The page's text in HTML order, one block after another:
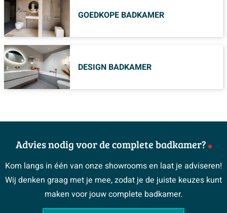
GOEDKOPE BADKAMER
DESIGN BADKAMER
Advies nodig voor de complete badkamer?
Kom langs in één van onze showrooms en laat je adviseren!
Wij denken graag met je mee, zodat je de juiste keuzes kunt
maken voor jouw complete badkamer.